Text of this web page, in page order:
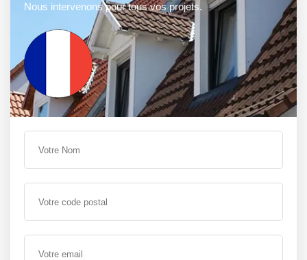
Nous intervenons pour tous vos projets.